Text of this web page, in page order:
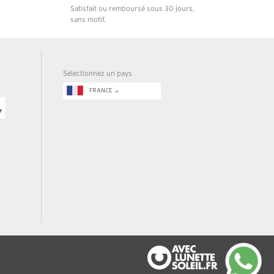
Satisfait ou remboursé sous 30 jours,
sans motif.
Sélectionnez un pays
FRANCE